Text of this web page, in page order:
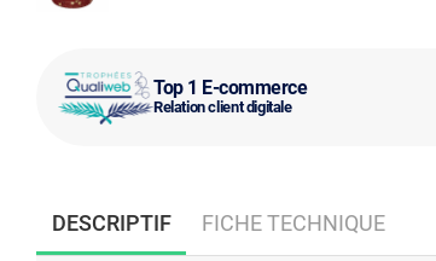
Top 1 E-commerce
Relation client digitale
DESCRIPTIF FICHE TECHNIQUE